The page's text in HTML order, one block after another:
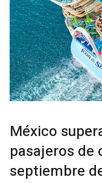
México
pasajeros de
septiembre